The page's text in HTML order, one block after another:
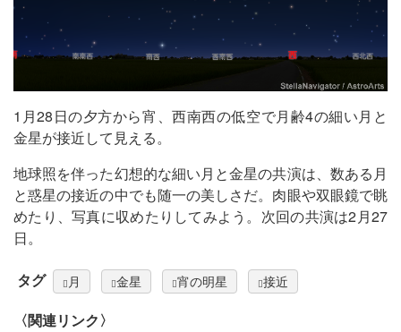
1月28日の夕方から宵、西南西の低空で月齢4の細い月と
金星が接近して見える。
地球照を伴った幻想的な細い月と金星の共演は、数ある月
と惑星の接近の中でも随一の美しさだ。肉眼や双眼鏡で眺
めたり、写真に収めたりしてみよう。次回の共演は2月27
日。
タグ 月 金星 宵の明星 接近
〈関連リンク〉